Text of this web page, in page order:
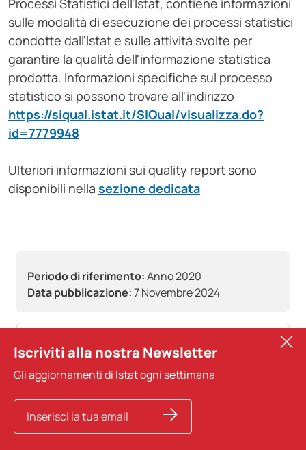
Periodo di riferimento:Anno 2020
Data pubblicazione:7 Novembre 2024
Tag: incidenti passeggeri
quality report
trasporti
Tipo di documento: Scheda standard di qualità
Processi Statistici dell'Istat, contiene informazioni
sulle modalità di esecuzione dei processi statistici
condotte dall'Istat e sulle attività svolte per
garantire la qualità dell'informazione statistica
prodotta. Informazioni specifiche sul processo
statistico si possono trovare all'indirizzo
https://siqual.istat.it/SIQual/visualizza.do?
id=7779948
Ulteriori informazioni sui quality report sono
disponibili nella sezione dedicata
Iscriviti alla nostra Newsletter
Gli aggiornamenti di Istat ogni settimana